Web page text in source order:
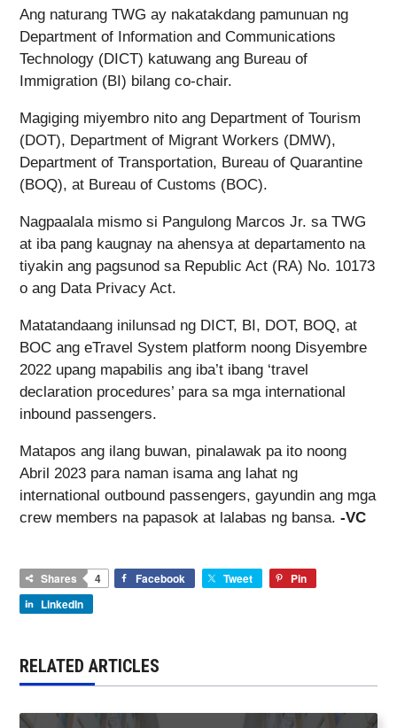
Ang naturang TWG ay nakatakdang pamunuan ng
Department of Information and Communications
Technology (DICT) katuwang ang Bureau of
Immigration (BI) bilang co-chair.
Magiging miyembro nito ang Department of Tourism
(DOT), Department of Migrant Workers (DMW),
Department of Transportation, Bureau of Quarantine
(BOQ), at Bureau of Customs (BOC).
Nagpaalala mismo si Pangulong Marcos Jr. sa TWG
at iba pang kaugnay na ahensya at departamento na
tiyakin ang pagsunod sa Republic Act (RA) No. 10173
o ang Data Privacy Act.
Matatandaang inilunsad ng DICT, BI, DOT, BOQ, at
BOC ang eTravel System platform noong Disyembre
2022 upang mapabilis ang iba’t ibang ‘travel
declaration procedures’ para sa mga international
inbound passengers.
Matapos ang ilang buwan, pinalawak pa ito noong
Abril 2023 para naman isama ang lahat ng
international outbound passengers, gayundin ang mga
crew members na papasok at lalabas ng bansa. -VC
Shares 4 Facebook Tweet
Pin
LinkedIn
RELATED ARTICLES